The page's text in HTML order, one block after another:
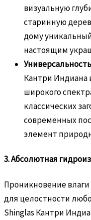
визуальную
старинную
дому
настоящим
Кантри Индиана
широкого
классических
современных
элемент
3. Абсолютная
Проникновение влаги
для целостности
Shinglas Кантри